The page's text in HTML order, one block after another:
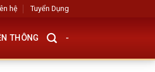
hệ Tuyển Dụng
THÔNG -